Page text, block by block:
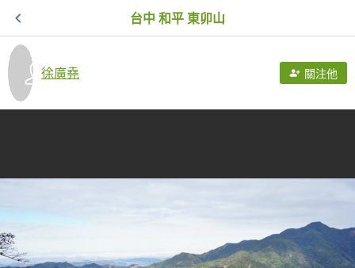
台中 和平 東卯山
徐廣堯 關注他